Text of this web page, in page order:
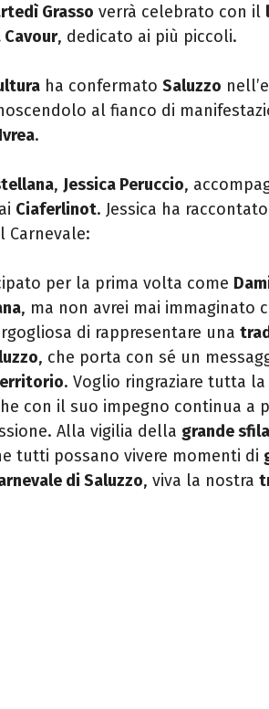
Grasso verrà celebrato con il
Cavour, dedicato ai più piccoli.
ha confermato Saluzzo
al fianco di
.
, Jessica Peruccio,
Ciaferlinot. Jessica ha
Carnevale:
per la prima volta come
, ma non avrei mai immaginato
di rappresentare una
, che porta con sé un
. Voglio ringraziare tutta
con il suo impegno continua a
Alla vigilia della grande
tutti possano vivere momenti di
di Saluzzo, viva la nostra